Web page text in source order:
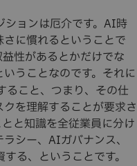
ョンは厄介です。AI時
に慣れるということで
性があるとかだけでな
うことなのです。それに
ること、つまり、その仕
を理解することが要求さ
と知識を全従業員に分け
シー、AIガバナンス、
る、ということです。